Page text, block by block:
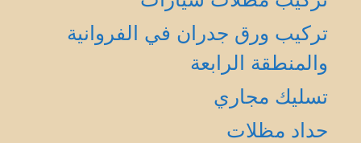
تركيب ورق جدران في الفروانية
والمنطقة الرابعة
تسليك مجاري
حداد مظلات